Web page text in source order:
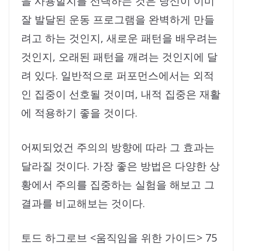
잘 발달된 운동 프로그램을 완벽하게 만들
려고 하는 것인지, 새로운 패턴을 배우려는
것인지, 오래된 패턴을 깨려는 것인지에 달
려 있다. 일반적으로 퍼포먼스에서는 외적
인 집중이 선호될 것이며, 내적 집중은 재활
에 적용하기 좋을 것이다.
어찌되었건 주의의 방향에 따라 그 효과는
달라질 것이다. 가장 좋은 방법은 다양한 상
황에서 주의를 집중하는 실험을 해보고 그
결과를 비교해보는 것이다.
토드 하그로브 <움직임을 위한 가이드> 75